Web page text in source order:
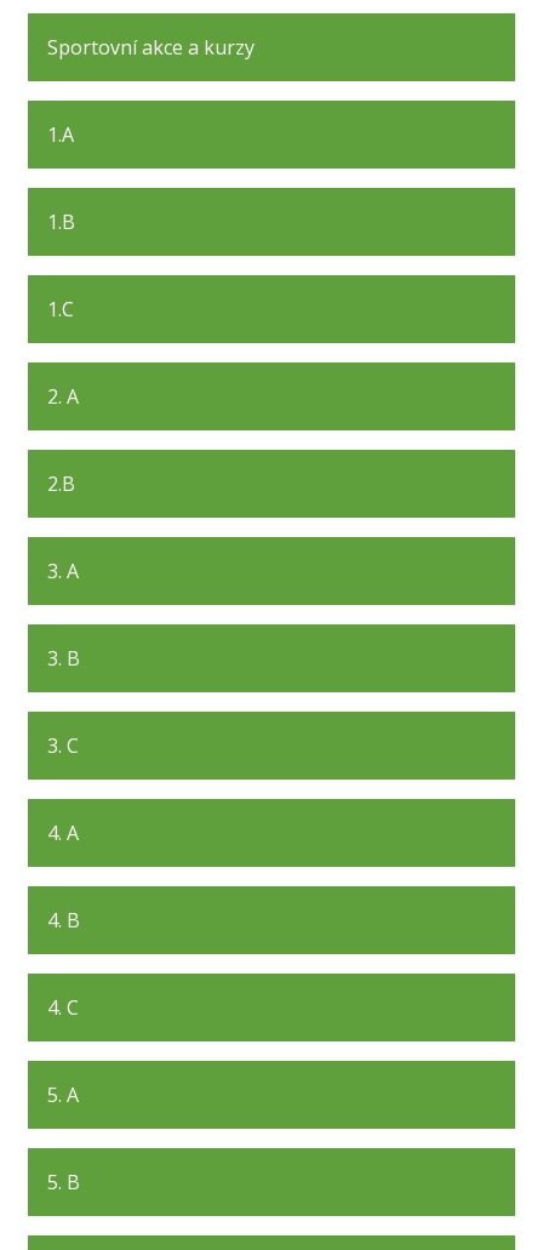
Sportovní akce a kurzy
1.A
1.B
1.C
2. A
2.B
3. A
3. B
3. C
4. A
4. B
4. C
5. A
5. B